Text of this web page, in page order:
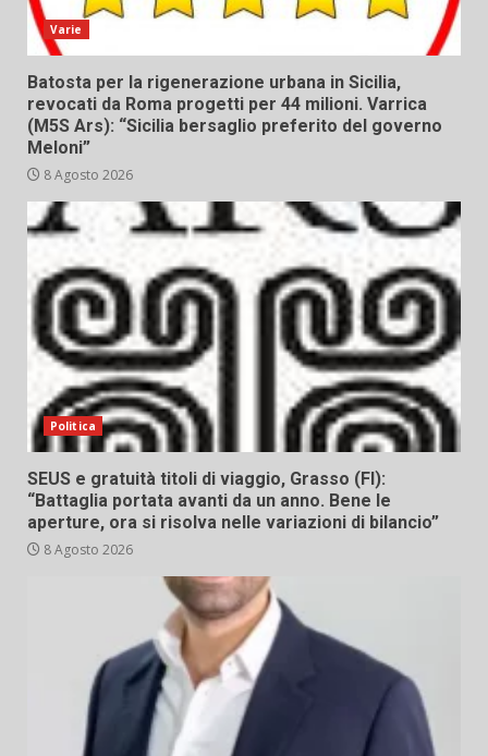
Varie
Batosta per la rigenerazione urbana in Sicilia,
revocati da Roma progetti per 44 milioni. Varrica
(M5S Ars): “Sicilia bersaglio preferito del governo
Meloni”
8 Agosto 2026
Politica
SEUS e gratuità titoli di viaggio, Grasso (FI):
“Battaglia portata avanti da un anno. Bene le
aperture, ora si risolva nelle variazioni di bilancio”
8 Agosto 2026